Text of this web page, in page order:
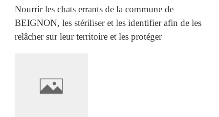
Nourrir les chats errants de la commune de
BEIGNON, les stériliser et les identifier afin de les
relâcher sur leur territoire et les protéger